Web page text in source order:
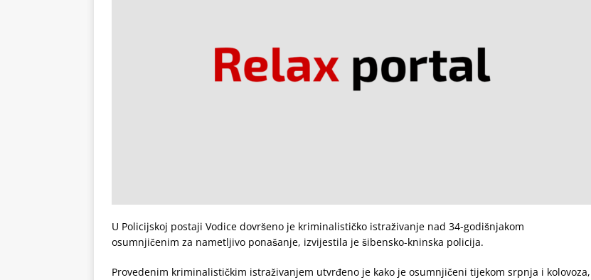
U Policijskoj postaji Vodice dovršeno je kriminalističko istraživanje nad 34-godišnjakom
osumnjičenim za nametljivo ponašanje, izvijestila je šibensko-kninska policija.
Provedenim kriminalističkim istraživanjem utvrđeno je kako je osumnjičeni tijekom srpnja i kolovoza,